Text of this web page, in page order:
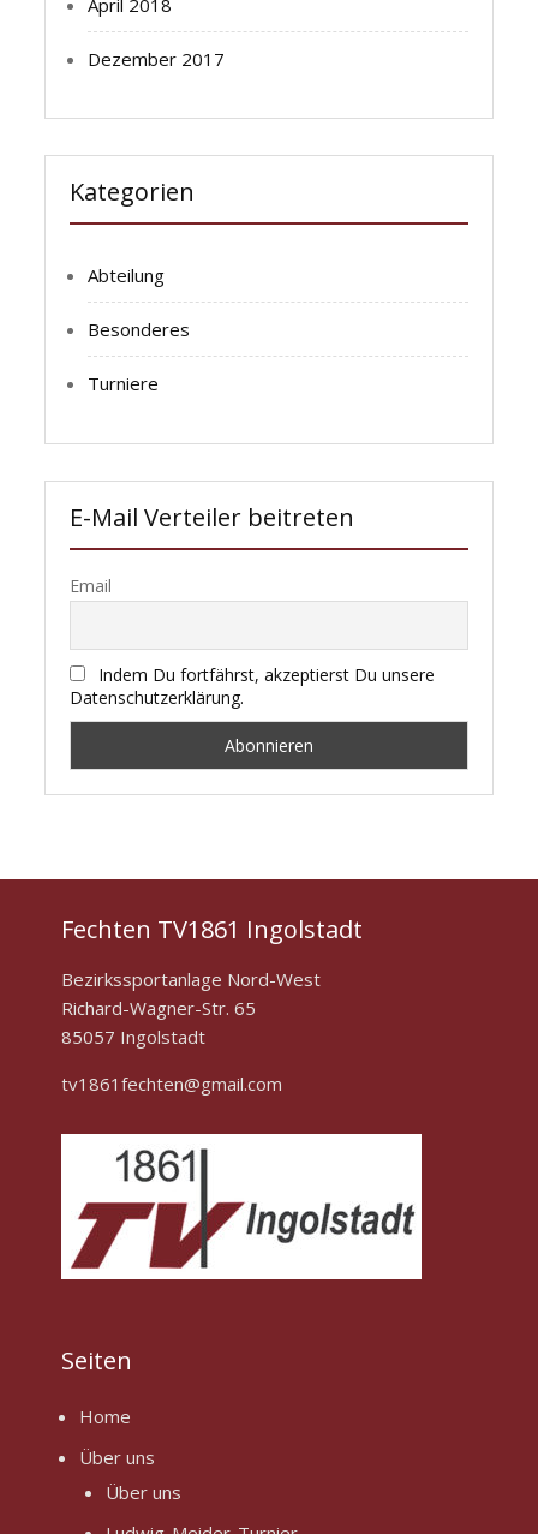
Dezember 2017
Kategorien
Abteilung
Besonderes
Turniere
E-Mail Verteiler beitreten
Email
Indem Du fortfährst, akzeptierst Du unsere
Datenschutzerklärung.
Fechten TV1861 Ingolstadt
Bezirkssportanlage Nord-West
Richard-Wagner-Str. 65
85057 Ingolstadt
tv1861fechten@gmail.com
Seiten
Home
Über uns
Über uns